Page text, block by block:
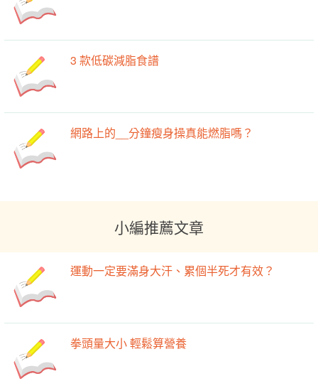
3 款低碳減脂食譜
網路上的__分鐘瘦身操真能燃脂嗎？
小編推薦文章
運動一定要滿身大汗、累個半死才有效？
拳頭量大小 輕鬆算營養